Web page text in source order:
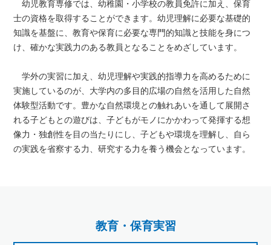
幼児教育専修では、幼稚園・小学校の教員免許に加え、保育
士の資格を取得することができます。幼児理解に必要な基礎的
知識を基盤に、教育や保育に必要な専門的知識と技能を身につ
け、確かな実践力のある教員となることをめざしています。
学外の実習に加え、幼児理解や実践的指導力を高めるために
実施しているのが、大学内の多目的広場の自然を活用した自然
体験型活動です。豊かな自然環境との触れあいを通して展開さ
れる子どもとの遊びは、子どもがモノにかかわって発揮する想
像力・独創性を目の当たりにし、子どもや環境を理解し、自ら
の実践を省察する力、研究する力を養う機会となっています。
教育・保育実習